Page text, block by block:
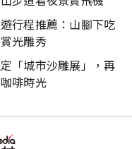
行程推薦：山腳下吃
光雕秀
「城市沙雕展」，再
啡時光